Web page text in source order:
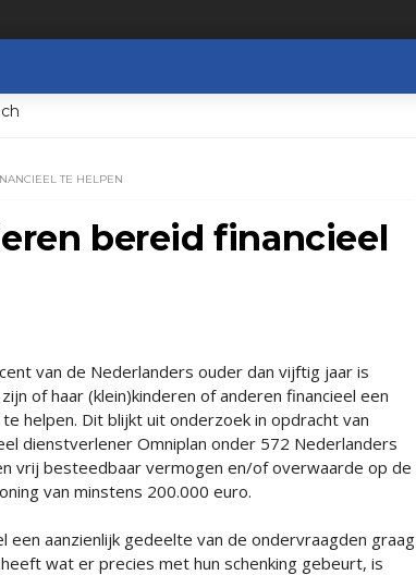
TE HELPEN
bereid financieel
van de Nederlanders ouder dan vijftig jaar is
of haar (klein)kinderen of anderen financieel een
helpen. Dit blijkt uit onderzoek in opdracht van
dienstverlener Omniplan onder 572 Nederlanders
vrij besteedbaar vermogen en/of overwaarde op de
van minstens 200.000 euro.
een aanzienlijk gedeelte van de ondervraagden graag
wat er precies met hun schenking gebeurt, is